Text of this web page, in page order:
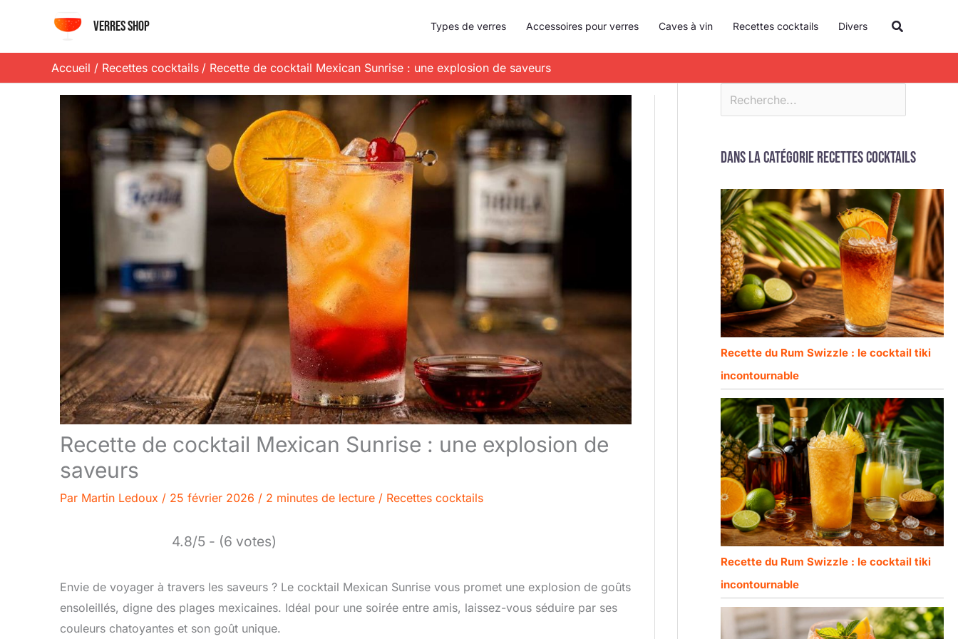
contenu
Verres shop Types de verres Accessoires pour verres Caves à vin Recettes cocktails Divers
Accueil Recettes cocktails Recette de cocktail Mexican Sunrise : une explosion de saveurs
Recette de cocktail Mexican Sunrise : une explosion de
saveurs
Par Martin Ledoux / 25 février 2026 / 2 minutes de lecture / Recettes cocktails
4.8/5 - (6 votes)
Envie de voyager à travers les saveurs ? Le cocktail Mexican Sunrise vous promet une explosion de goûts
ensoleillés, digne des plages mexicaines. Idéal pour une soirée entre amis, laissez-vous séduire par ses
couleurs chatoyantes et son goût unique.
c
h
c
e
r
Dans la catégorie Recettes cocktails
Recette du Rum Swizzle : le cocktail tiki
incontournable
Recette du Rum Swizzle : le cocktail tiki
incontournable